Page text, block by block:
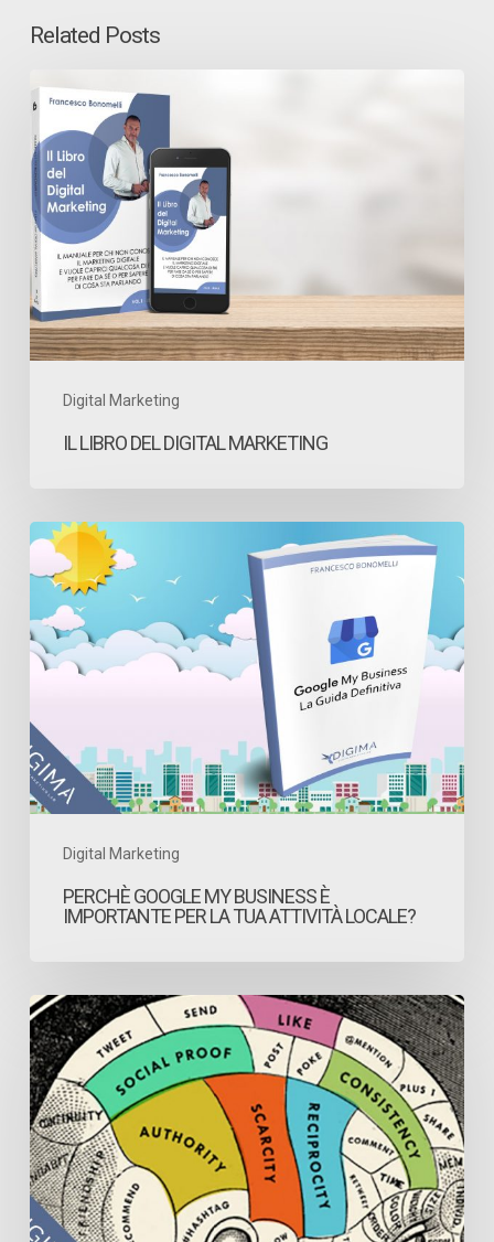
Related Posts
Digital Marketing
Il
Libro
del
Digital
Marketing
IL LIBRO DEL DIGITAL MARKETING
Digital Marketing
Perchè
Google
Business
per
la
tua
locale?
PERCHÈ GOOGLE MY BUSINESS È
IMPORTANTE PER LA TUA ATTIVITÀ LOCALE?
Psicologia
del
marketing,
come
utilizzarla